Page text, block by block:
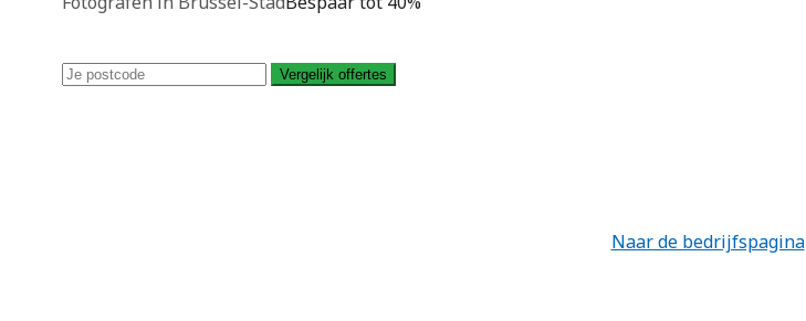
Vergelijk offertes
Naar de bedrijfspagina